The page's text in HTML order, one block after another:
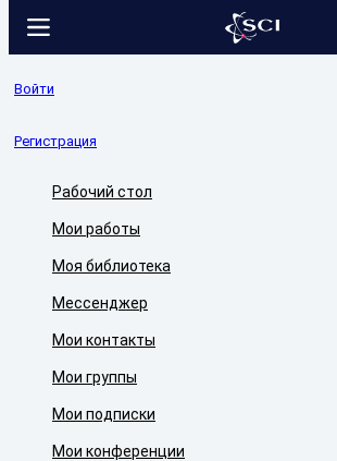
Войти
Регистрация
Рабочий стол
Мои работы
Моя библиотека
Мессенджер
Мои контакты
Мои группы
Мои подписки
Мои конференции